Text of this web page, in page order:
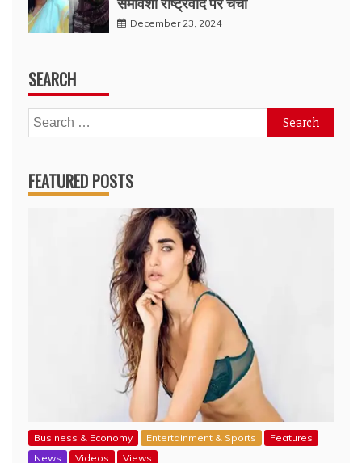
December 23, 2024
SEARCH
Search
for:
FEATURED POSTS
Business & Economy Entertainment & Sports
Features
News
Videos Views